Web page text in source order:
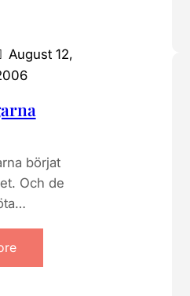
August 12,
börjat
Och de